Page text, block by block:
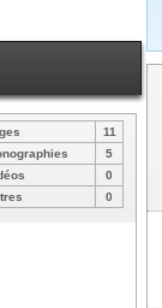
11
5
0
0